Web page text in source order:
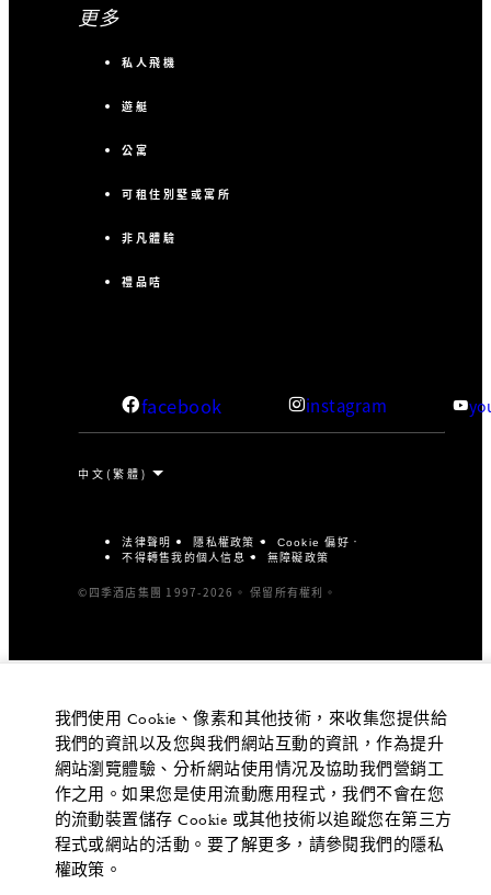
更多
私人飛機
遊艇
公寓
可租住別墅或寓所
非凡體驗
禮品咭
facebook instagram
法律聲明 隱私權政策 Cookie 偏好
不得轉售我的個人信息 無障礙政策
©四季酒店集團 1997-2026。 保留所有權利。
我們使用 Cookie、像素和其他技術，來收集您提供給
我們的資訊以及您與我們網站互動的資訊，作為提升
網站瀏覽體驗、分析網站使用情况及協助我們營銷工
作之用。如果您是使用流動應用程式，我們不會在您
的流動裝置儲存 Cookie 或其他技術以追蹤您在第三方
程式或網站的活動。要了解更多，請參閱我們的隱私
權政策。